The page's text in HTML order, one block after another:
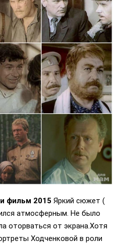
фильм 2015 Яркий сюжет (
атмосферным. Не было
оторваться от экрана.Хотя
Ходченковой в роли